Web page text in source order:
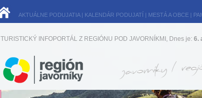
AKTUÁLNE PODUJATIA| KALENDÁR PODUJATÍ | MESTÁ A OBCE|
TURISTICKÝ INFOPORTÁL Z REGIÓNU POD JAVORNÍKMI, Dnes je: 6.